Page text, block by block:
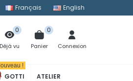
Français English
Déjà vu
0
Panier
0
Connexion
GOTTI
!
ATELIER